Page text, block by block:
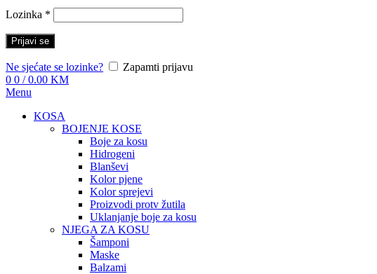
Lozinka *
Prijavi se
Ne sjećate se lozinke?
Zapamti prijavu
0 0 / 0.00 KM
Menu
KOSA
BOJENJE KOSE
Boje za kosu
Hidrogeni
Blanševi
Kolor pjene
Kolor sprejevi
Proizvodi protv žutila
Uklanjanje boje za kosu
NJEGA ZA KOSU
Šamponi
Maske
Balzami